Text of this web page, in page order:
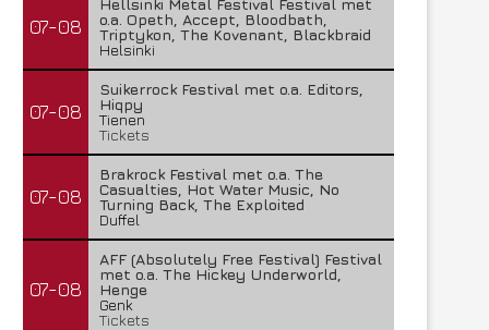
07-08
Hellsinki Metal Festival Festival met
o.a. Opeth, Accept, Bloodbath,
Triptykon, The Kovenant, Blackbraid
Helsinki
07-08
Suikerrock Festival met o.a. Editors,
Hiqpy
Tienen
Tickets
07-08
Brakrock Festival met o.a. The
Casualties, Hot Water Music, No
Turning Back, The Exploited
Duffel
07-08
AFF (Absolutely Free Festival) Festival
met o.a. The Hickey Underworld,
Henge
Genk
Tickets